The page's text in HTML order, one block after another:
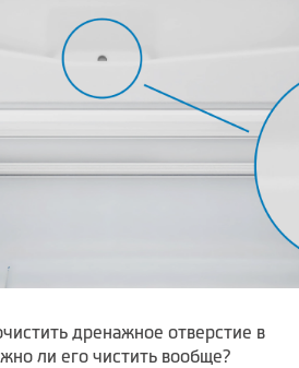
дренажное отверстие в
ли его чистить вообще?